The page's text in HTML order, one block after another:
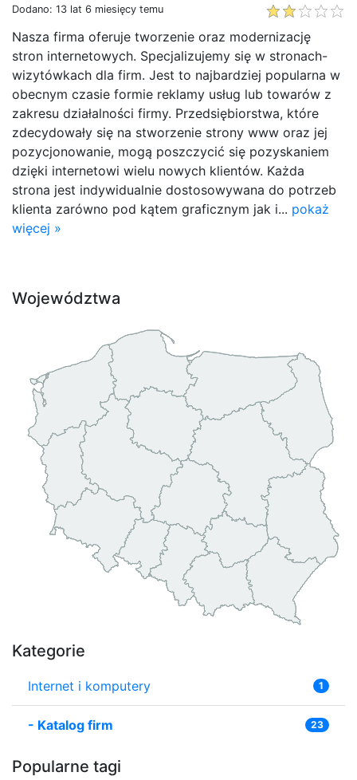
Dodano: 13 lat 6 miesięcy temu
Nasza firma oferuje tworzenie oraz modernizację
stron internetowych. Specjalizujemy się w stronach-
wizytówkach dla firm. Jest to najbardziej popularna w
obecnym czasie formie reklamy usług lub towarów z
zakresu działalności firmy. Przedsiębiorstwa, które
zdecydowały się na stworzenie strony www oraz jej
pozycjonowanie, mogą poszczycić się pozyskaniem
dzięki internetowi wielu nowych klientów. Każda
strona jest indywidualnie dostosowywana do potrzeb
klienta zarówno pod kątem graficznym jak i... pokaż
więcej »
Województwa
Kategorie
Internet i komputery 1
- Katalog firm 23
Popularne tagi